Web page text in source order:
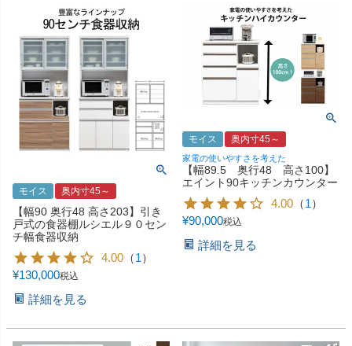
モイス 奥内寸45～
【幅90 奥行48 高さ203】引き
戸式の食器棚ルシエル９０セン
チ幅食器収納
4.00 （1）
¥130,000税込
詳細を見る
モイス 奥内寸45～
家電の使いやすさを考えた
【幅89.5 奥行48 高さ100】
エイント90キッチンカウンター
4.00 （1）
¥90,000税込
詳細を見る